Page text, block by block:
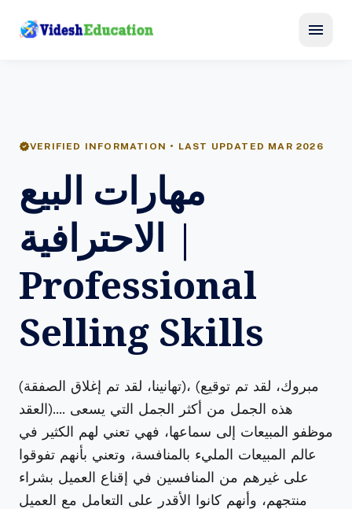
menu
verifiedVERIFIED INFORMATION • LAST UPDATED MAR 2026
مهارات البيع
الاحترافية |
Professional
Selling Skills
(تهانينا، لقد تم إغلاق الصفقة)، (مبروك، لقد تم توقيع
العقد).... هذه الجمل من أكثر الجمل التي يسعى
موظفو المبيعات إلى سماعها، فهي تعني لهم الكثير في
عالم المبيعات المليء بالمنافسة، وتعني بأنهم تفوقوا
على غيرهم من المنافسين في إقناع العميل بشراء
منتجهم، وأنهم كانوا الأقدر على التعامل مع العميل